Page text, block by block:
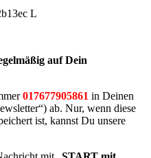
auf Dein
017677905861 in Deinen
ab. Nur, wenn diese
ist, kannst Du unsere